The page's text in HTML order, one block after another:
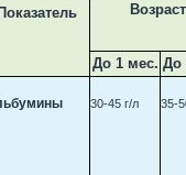
Показатель
До 1 мес. До
30-45 г/л 35-